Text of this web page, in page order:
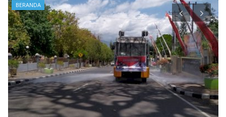
BERANDA